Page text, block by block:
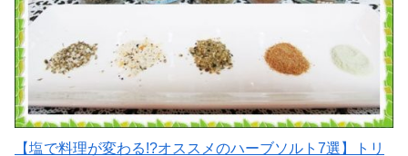
【塩で料理が変わる!?オススメのハーブソルト7選】トリ